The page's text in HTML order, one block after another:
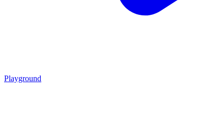
Playground